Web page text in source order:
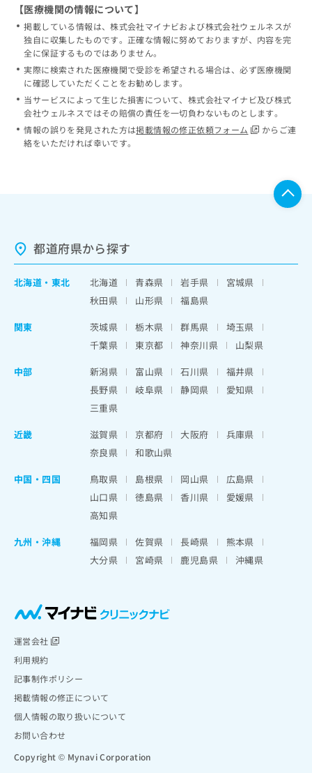
【医療機関の情報について】
掲載している情報は、株式会社マイナビおよび株式会社ウェルネスが
独自に収集したものです。正確な情報に努めておりますが、内容を完
全に保証するものではありません。
実際に検索された医療機関で受診を希望される場合は、必ず医療機関
に確認していただくことをお勧めします。
当サービスによって生じた損害について、株式会社マイナビ及び株式
会社ウェルネスではその賠償の責任を一切負わないものとします。
情報の誤りを発見された方は掲載情報の修正依頼フォーム
からご連
絡をいただければ幸いです。
都道府県から探す
北海道 ・ 東北 北海道 青森県 岩手県
宮城県
秋田県
山形県
福島県
関東
茨城県 栃木県 群馬県
埼玉県
千葉県
東京都 神奈川県
山梨県
中部
新潟県 富山県 石川県
福井県
長野県
岐阜県 静岡県
愛知県
三重県
近畿
滋賀県 京都府 大阪府
兵庫県
奈良県
和歌山県
中国・四国
鳥取県 島根県 岡山県
広島県
山口県
徳島県 香川県
愛媛県
高知県
九州・沖縄
福岡県 佐賀県 長崎県
熊本県
大分県
宮崎県 鹿児島県 沖縄県
運営会社
利用規約
記事制作ポリシー
掲載情報の修正について
個人情報の取り扱いについて
お問い合わせ
Copyright © Mynavi Corporation